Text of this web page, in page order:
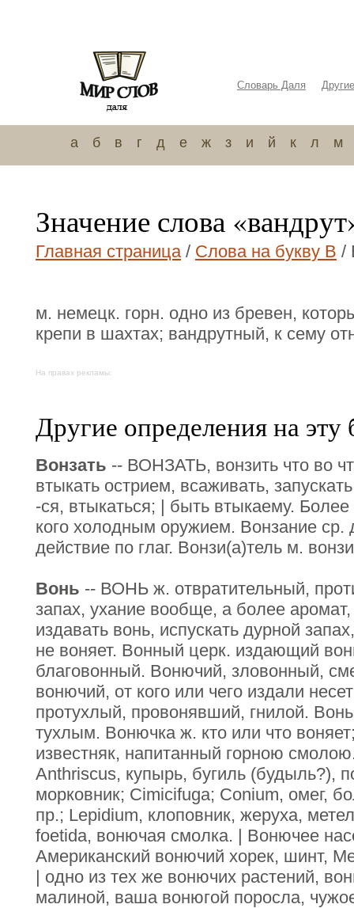
Словарь Даля
а б в г д е ж з и й к л м
Значение слова
Главная страница/ Слова на букву В /
м. немецк. горн. одно из бревен,
крепи в шахтах; вандрутный, к сему
На правах рекламы:
Другие определения на эту
Вонзать -- ВОНЗАТЬ, вонзить что во
втыкать острием, всаживать,
-ся, втыкаться; | быть втыкаему.
кого холодным оружием. Вонзание ср.
действие по глаг. Вонзи(а)тель м.
Вонь -- ВОНЬ ж. отвратительный,
запах, ухание вообще, а более
издавать вонь, испускать дурной
не воняет. Вонный церк. издающий
благовонный. Вонючий, зловонный,
вонючий, от кого или чего издали
протухлый, провонявший, гнилой.
тухлым. Вонючка ж. кто или что
известняк, напитанный горною
Аnthriscus, купырь, бугиль (будыль?),
морковник; Cimicifuga; Соnium, омег,
пр.; Lepidium, клоповник, жеруха,
foetida, вонючая смолка. | Вонючее
Американский вонючий хорек, шинт,
| одно из тех же вонючих растений,
малиной, ваша вонюгой поросла,